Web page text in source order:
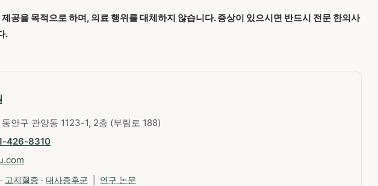
공을 목적으로 하며, 의료 행위를 대체하지 않습니다. 증상이 있으시면 반드시 전문 한의사
.
안구 관양동 1123-1, 2층 (부림로 188)
426-8310
· 고지혈증 · 대사증후군 연구 논문